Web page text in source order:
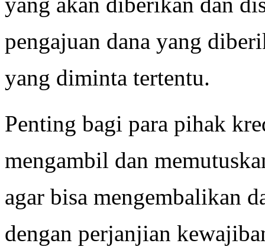
pengajuan dana yang
yang diminta tertentu.
Penting bagi para pihak
mengambil dan
agar bisa mengembalikan
dengan perjanjian